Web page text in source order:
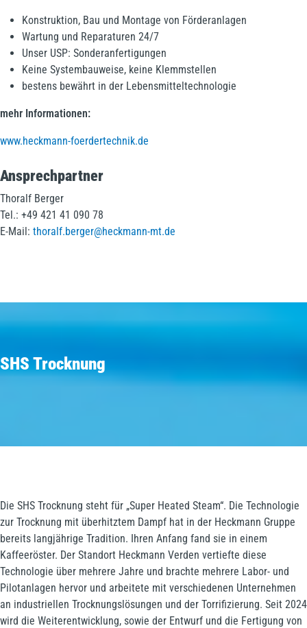
Konstruktion, Bau und Montage von Förderanlagen
Wartung und Reparaturen 24/7
Unser USP: Sonderanfertigungen
Keine Systembauweise, keine Klemmstellen
bestens bewährt in der Lebensmitteltechnologie
mehr Informationen:
www.heckmann-foerdertechnik.de
Ansprechpartner
Thoralf Berger
Tel.: +49 421 41 090 78
E-Mail: thoralf.berger@heckmann-mt.de
SHS Trocknung
Die SHS Trocknung steht für „Super Heated Steam“. Die Technologie
zur Trocknung mit überhitztem Dampf hat in der Heckmann Gruppe
bereits langjährige Tradition. Ihren Anfang fand sie in einem
Kaffeeröster. Der Standort Heckmann Verden vertiefte diese
Technologie über mehrere Jahre und brachte mehrere Labor- und
Pilotanlagen hervor und arbeitete mit verschiedenen Unternehmen
an industriellen Trocknungslösungen und der Torrifizierung. Seit 2024
wird die Weiterentwicklung, sowie der Entwurf und die Fertigung von